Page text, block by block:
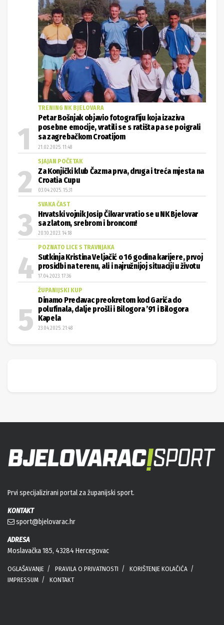
TRENING NK BJELOVARA
Petar Bošnjak objavio fotografiju koja izaziva
posebne emocije, vratili se s ratišta pa se poigrali
sa zagrebačkom Croatijom
21.02.2025. 11:48
SJAJAN POČETAK
Za Konjički klub Čazma prva, druga i treća mjesta na
Croatia Cupu
03.04.2025. 15:31
SVAKA ČAST
Hrvatski vojnik Josip Čikvar vratio se u NK Bjelovar
sa zlatom, srebrom i broncom!
20.10.2023. 14:18
POZNATO LICE S TRAVNJAKA
Sutkinja Kristina Veljačić o 16 godina karijere, prvoj
prosidbi na terenu, ali i najružnijoj situaciji u životu
17.04.2023. 17:36
ŽUPANIJSKI KUP
Dinamo Predavac preokretom kod Garića do
polufinala, dalje prošli i Bilogora ’91 i Bilogora
Kapela
23.04.2025. 21:48
Prvi specijalizirani portal za županijski sport.
KONTAKT
sport@bjelovarac.hr
ADRESA
Moslavačka 185, 43284 Hercegovac
OGLAŠAVANJE PRAVILA O PRIVATNOSTI
KORIŠTENJE KOLAČIĆA
IMPRESSUM
KONTAKT